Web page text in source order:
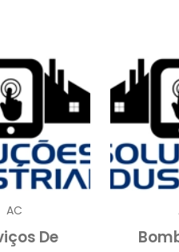
a escolha do tipo
não apenas
a durabilidade e
MADEIRA
policarbonato em
da rosca.
os torna resistentes
AC
De